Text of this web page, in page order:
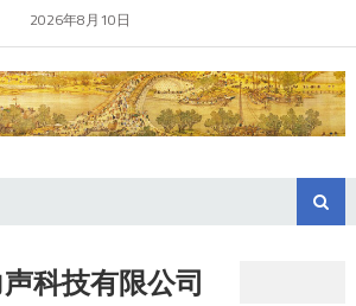
2026年8月10日
科技有限公司